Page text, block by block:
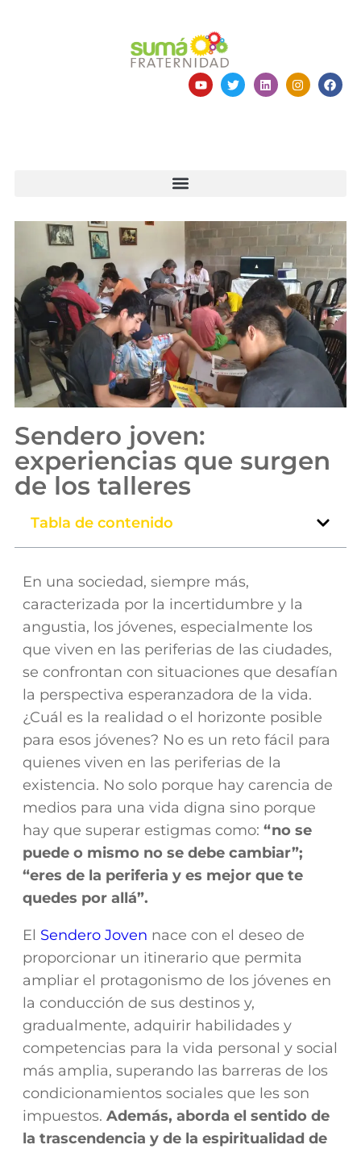
Sendero joven:
experiencias que surgen
de los talleres
Tabla de contenido
En una sociedad, siempre más,
caracterizada por la incertidumbre y la
angustia, los jóvenes, especialmente los
que viven en las periferias de las ciudades,
se confrontan con situaciones que desafían
la perspectiva esperanzadora de la vida.
¿Cuál es la realidad o el horizonte posible
para esos jóvenes? No es un reto fácil para
quienes viven en las periferias de la
existencia. No solo porque hay carencia de
medios para una vida digna sino porque
hay que superar estigmas como: “no se
puede o mismo no se debe cambiar”;
“eres de la periferia y es mejor que te
quedes por allá”.
El Sendero Joven nace con el deseo de
proporcionar un itinerario que permita
ampliar el protagonismo de los jóvenes en
la conducción de sus destinos y,
gradualmente, adquirir habilidades y
competencias para la vida personal y social
más amplia, superando las barreras de los
condicionamientos sociales que les son
impuestos. Además, aborda el sentido de
la trascendencia y de la espiritualidad de